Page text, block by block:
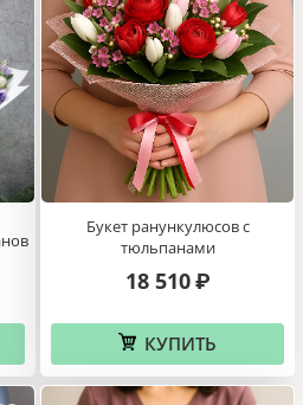
Букет ранункулюсов с
тюльпанами
18 510 ₽
КУПИТЬ